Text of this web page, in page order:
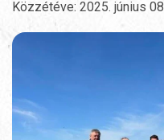
Közzétéve: 2025. június 08